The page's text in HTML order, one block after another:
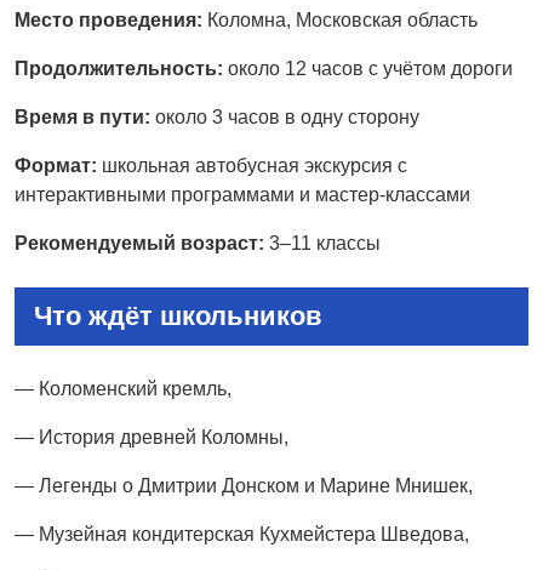
Место проведения: Коломна, Московская область
Продолжительность: около 12 часов с учётом дороги
Время в пути: около 3 часов в одну сторону
Формат: школьная автобусная экскурсия с
интерактивными программами и мастер-классами
Рекомендуемый возраст: 3–11 классы
Что ждёт школьников
— Коломенский кремль,
— История древней Коломны,
— Легенды о Дмитрии Донском и Марине Мнишек,
— Музейная кондитерская Кухмейстера Шведова,